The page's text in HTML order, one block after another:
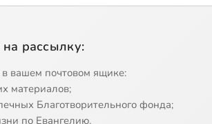
рассылку:
вашем почтовом ящике:
материалов;
Благотворительного фонда;
по Евангелию.